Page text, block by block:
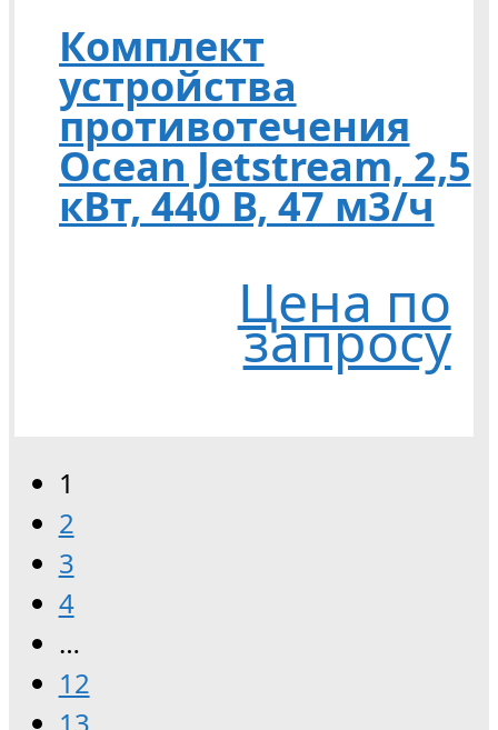
Комплект
устройства
противотечения
Ocean Jetstream, 2,5
кВт, 440 В, 47 м3/ч
Цена по
запросу
1
2
3
4
…
12